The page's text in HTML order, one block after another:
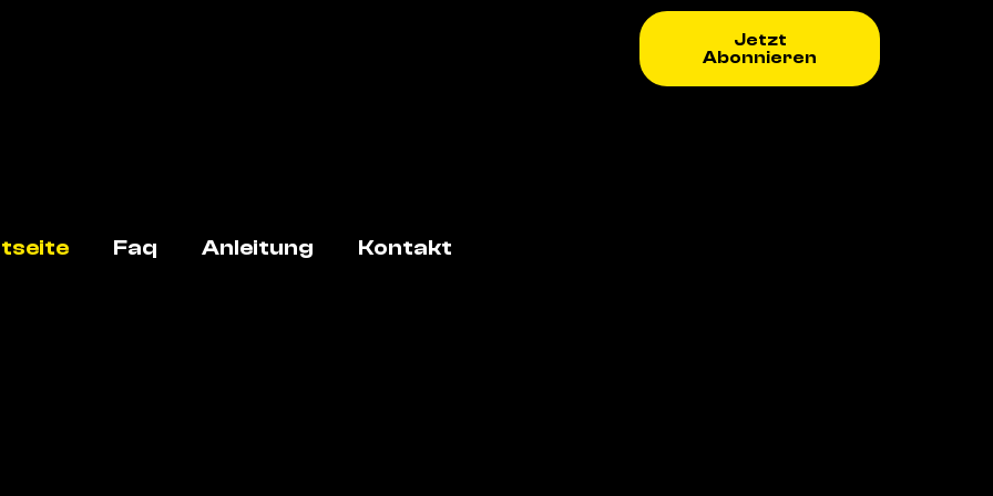
Faq Anleitung Kontakt
Jetzt
Abonnieren